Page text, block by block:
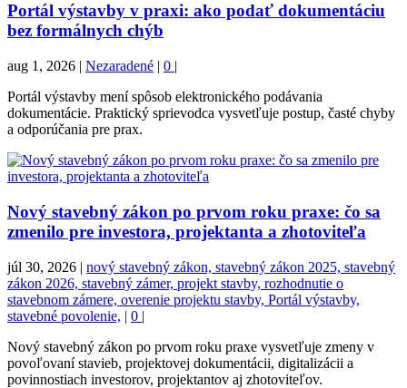
Portál výstavby v praxi: ako podať dokumentáciu
bez formálnych chýb
aug 1, 2026 | Nezaradené | 0 |
Portál výstavby mení spôsob elektronického podávania
dokumentácie. Praktický sprievodca vysvetľuje postup, časté chyby
a odporúčania pre prax.
Nový stavebný zákon po prvom roku praxe: čo sa
zmenilo pre investora, projektanta a zhotoviteľa
júl 30, 2026 | nový stavebný zákon, stavebný zákon 2025, stavebný
zákon 2026, stavebný zámer, projekt stavby, rozhodnutie o
stavebnom zámere, overenie projektu stavby, Portál výstavby,
stavebné povolenie, | 0 |
Nový stavebný zákon po prvom roku praxe vysvetľuje zmeny v
povoľovaní stavieb, projektovej dokumentácii, digitalizácii a
povinnostiach investorov, projektantov aj zhotoviteľov.